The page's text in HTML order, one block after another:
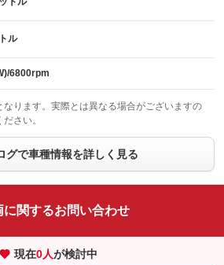
：装備なし
フロントカメラ
：装備あり
：装備あり
ルーフレール
：装備なし
：装備なし
ル
6800rpm
ります。実際とは異なる場合がございますの
さい。
グで車種情報を詳しく見る
に関するお問い合わせ
現在0人が検討中